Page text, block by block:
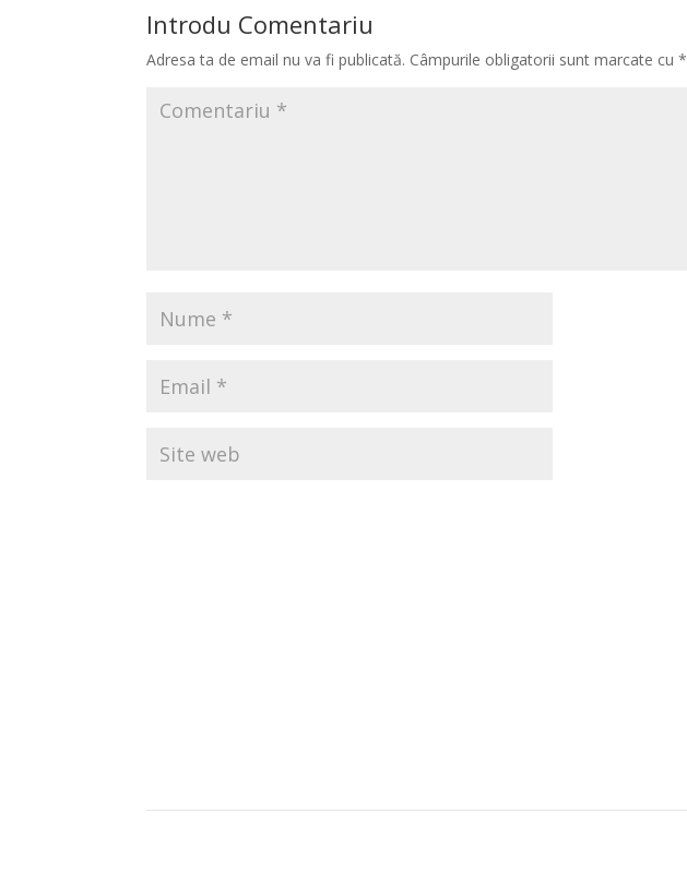
Introdu Comentariu
Adresa ta de email nu va fi publicată. Câmpurile obligatorii sunt marcate cu*